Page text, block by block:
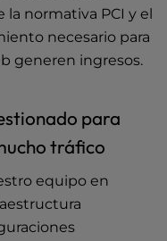
normativa PCI y el
necesario para
generen ingresos.
para
tráfico
equipo en